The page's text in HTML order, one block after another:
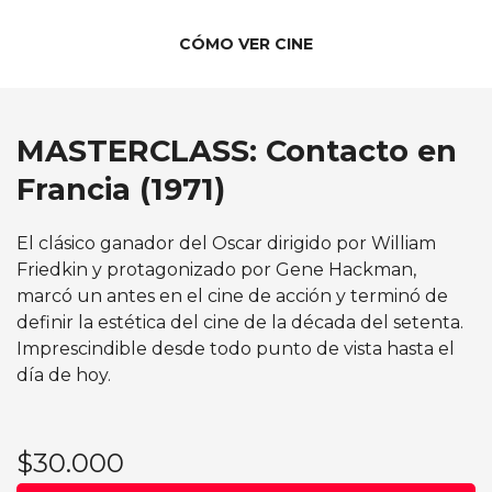
CÓMO VER CINE
MASTERCLASS: Contacto en
Francia (1971)
El clásico ganador del Oscar dirigido por William
Friedkin y protagonizado por Gene Hackman,
marcó un antes en el cine de acción y terminó de
definir la estética del cine de la década del setenta.
Imprescindible desde todo punto de vista hasta el
día de hoy.
$30.000